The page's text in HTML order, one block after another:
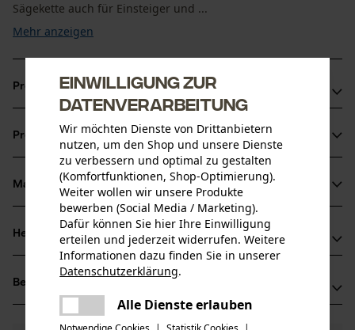
Sägekette auch für Einsteiger und ...
Mehr anzeigen
Produktvorteile
reduzieren den Rückschlag
Lange Schneidezähne für hohe Lebensdauer
Produktinformationen
Produktdetails
Aktivitätstyp
Altersgruppe
Erwachsener
Material & Pflege
Material
Hauptmaterial
Herstellerinformationen
Oregon Tool GmbH
Lise-Meitner-Str. 4
70736 Fellbach, Deutschland
Mail: info@kox.eu
Bewertungen
Einwilligung zur
Datenverarbeitung
Wir möchten Dienste von Drittanbietern
nutzen, um den Shop und unsere Dienste
zu verbessern und optimal zu gestalten
(Komfortfunktionen, Shop-Optimierung).
Weiter wollen wir unsere Produkte
bewerben (Social Media / Marketing).
Dafür können Sie hier Ihre Einwilligung
erteilen und jederzeit widerrufen. Weitere
Informationen dazu finden Sie in unserer
Datenschutzerklärung.
Alle Dienste erlauben
Es ist ein Fehler aufgetreten. Bitte
versuchen Sie es erneut.